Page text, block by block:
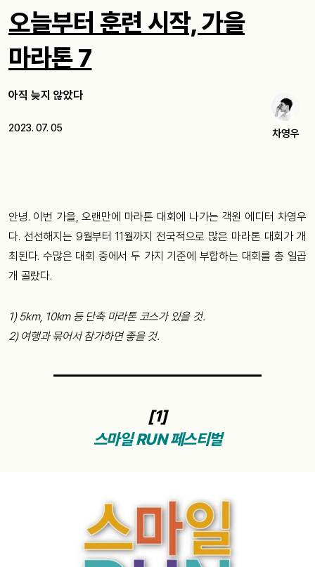
오늘부터 훈련 시작, 가을
마라톤 7
아직 늦지 않았다
2023. 07. 05 차영우
안녕. 이번 가을, 오랜만에 마라톤 대회에 나가는 객원 에디터 차영우
다. 선선해지는 9월부터 11월까지 전국적으로 많은 마라톤 대회가 개
최된다. 수많은 대회 중에서 두 가지 기준에 부합하는 대회를 총 일곱
개 골랐다.
1) 5km, 10km 등 단축 마라톤 코스가 있을 것.
2) 여행과 묶어서 참가하면 좋을 것.
[1]
스마일 RUN 페스티벌